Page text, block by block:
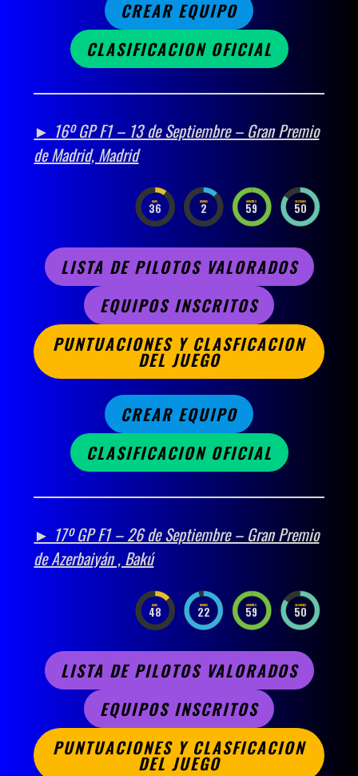
CREAR EQUIPO
CLASIFICACION OFICIAL
► 16º GP F1 – 13 de Septiembre – Gran Premio
de Madrid, Madrid
DAYS
36 HOURS
2 MINUTES
59 SECONDS
49
LISTA DE PILOTOS VALORADOS
EQUIPOS INSCRITOS
PUNTUACIONES Y CLASFICACION
DEL JUEGO
CREAR EQUIPO
CLASIFICACION OFICIAL
► 17º GP F1 – 26 de Septiembre – Gran Premio
de Azerbaiyán , Bakú
DAYS
48 HOURS
22 MINUTES
59 SECONDS
49
LISTA DE PILOTOS VALORADOS
EQUIPOS INSCRITOS
PUNTUACIONES Y CLASFICACION
DEL JUEGO